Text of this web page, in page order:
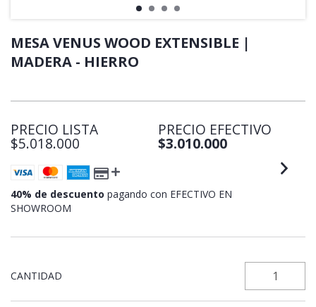
MESA VENUS WOOD EXTENSIBLE |
MADERA - HIERRO
PRECIO LISTA
$5.018.000
PRECIO EFECTIVO
$3.010.000
40% de descuento pagando con EFECTIVO EN
SHOWROOM
CANTIDAD